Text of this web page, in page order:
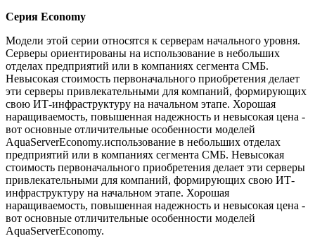
Серия Economy
Модели этой серии относятся к серверам начального уровня.
Серверы ориентированы на использование в небольших
отделах предприятий или в компаниях сегмента СМБ.
Невысокая стоимость первоначального приобретения делает
эти серверы привлекательными для компаний, формирующих
свою ИТ-инфраструктуру на начальном этапе. Хорошая
наращиваемость, повышенная надежность и невысокая цена -
вот основные отличительные особенности моделей
AquaServerEconomy.использование в небольших отделах
предприятий или в компаниях сегмента СМБ. Невысокая
стоимость первоначального приобретения делает эти серверы
привлекательными для компаний, формирующих свою ИТ-
инфраструктуру на начальном этапе. Хорошая
наращиваемость, повышенная надежность и невысокая цена -
вот основные отличительные особенности моделей
AquaServerEconomy.